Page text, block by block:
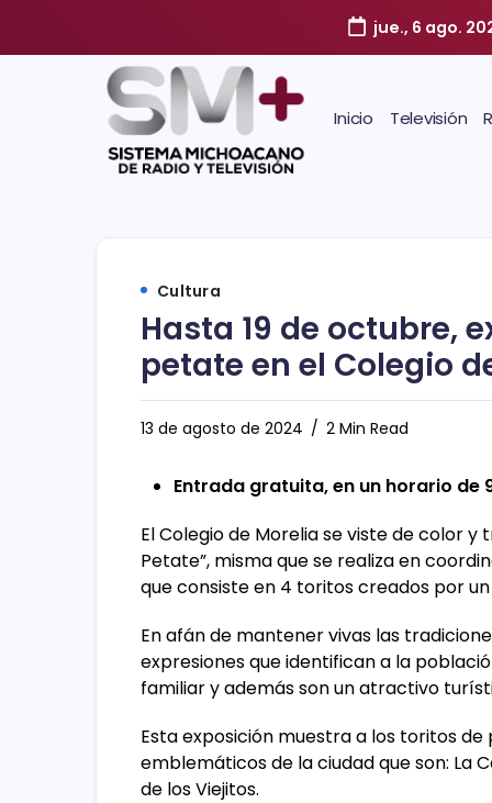
jue., 6 ago.
Inicio Televisión
Cultura
Hasta 19 de octubre,
petate en el Colegio
13 de agosto de 2024 2 Min Read
Entrada gratuita, en un horario de
El Colegio de Morelia se viste de color y
Petate”, misma que se realiza en
que consiste en 4 toritos creados por
En afán de mantener vivas las
expresiones que identifican a la
familiar y además son un atractivo
Esta exposición muestra a los toritos
emblemáticos de la ciudad que son: La
de los Viejitos.